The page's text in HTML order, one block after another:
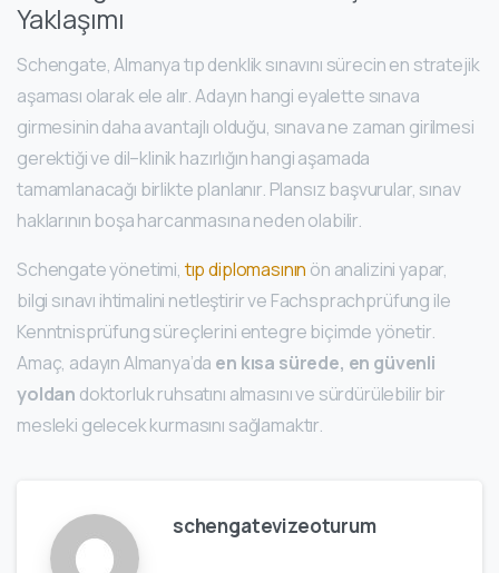
Yaklaşımı
Schengate, Almanya tıp denklik sınavını sürecin en stratejik
aşaması olarak ele alır. Adayın hangi eyalette sınava
girmesinin daha avantajlı olduğu, sınava ne zaman girilmesi
gerektiği ve dil–klinik hazırlığın hangi aşamada
tamamlanacağı birlikte planlanır. Plansız başvurular, sınav
haklarının boşa harcanmasına neden olabilir.
Schengate yönetimi,tıp diplomasının ön analizini yapar,
bilgi sınavı ihtimalini netleştirir ve Fachsprachprüfung ile
Kenntnisprüfung süreçlerini entegre biçimde yönetir.
Amaç, adayın Almanya’da en kısa sürede, en güvenli
yoldan doktorluk ruhsatını almasını ve sürdürülebilir bir
mesleki gelecek kurmasını sağlamaktır.
schengatevizeoturum